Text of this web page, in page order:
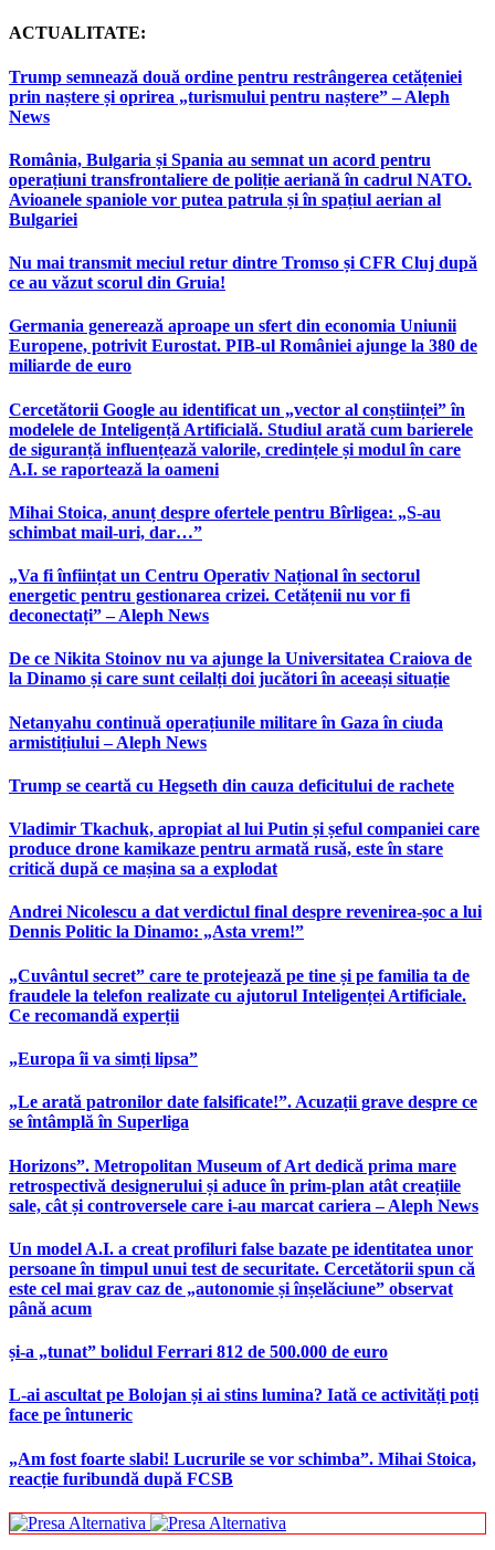
ACTUALITATE:
Trump semnează două ordine pentru restrângerea cetățeniei
prin naștere și oprirea „turismului pentru naștere” – Aleph
News
România, Bulgaria și Spania au semnat un acord pentru
operațiuni transfrontaliere de poliție aeriană în cadrul NATO.
Avioanele spaniole vor putea patrula și în spațiul aerian al
Bulgariei
Nu mai transmit meciul retur dintre Tromso și CFR Cluj după
ce au văzut scorul din Gruia!
Germania generează aproape un sfert din economia Uniunii
Europene, potrivit Eurostat. PIB-ul României ajunge la 380 de
miliarde de euro
Cercetătorii Google au identificat un „vector al conștiinței” în
modelele de Inteligență Artificială. Studiul arată cum barierele
de siguranță influențează valorile, credințele și modul în care
A.I. se raportează la oameni
Mihai Stoica, anunț despre ofertele pentru Bîrligea: „S-au
schimbat mail-uri, dar…”
„Va fi înființat un Centru Operativ Național în sectorul
energetic pentru gestionarea crizei. Cetățenii nu vor fi
deconectați” – Aleph News
De ce Nikita Stoinov nu va ajunge la Universitatea Craiova de
la Dinamo și care sunt ceilalți doi jucători în aceeași situație
Netanyahu continuă operațiunile militare în Gaza în ciuda
armistițiului – Aleph News
Trump se ceartă cu Hegseth din cauza deficitului de rachete
Vladimir Tkachuk, apropiat al lui Putin și șeful companiei care
produce drone kamikaze pentru armată rusă, este în stare
critică după ce mașina sa a explodat
Andrei Nicolescu a dat verdictul final despre revenirea-șoc a lui
Dennis Politic la Dinamo: „Asta vrem!”
„Cuvântul secret” care te protejează pe tine și pe familia ta de
fraudele la telefon realizate cu ajutorul Inteligenței Artificiale.
Ce recomandă experții
„Europa îi va simți lipsa”
„Le arată patronilor date falsificate!”. Acuzații grave despre ce
se întâmplă în Superliga
Horizons”. Metropolitan Museum of Art dedică prima mare
retrospectivă designerului și aduce în prim-plan atât creațiile
sale, cât și controversele care i-au marcat cariera – Aleph News
Un model A.I. a creat profiluri false bazate pe identitatea unor
persoane în timpul unui test de securitate. Cercetătorii spun că
este cel mai grav caz de „autonomie și înșelăciune” observat
până acum
și-a „tunat” bolidul Ferrari 812 de 500.000 de euro
L-ai ascultat pe Bolojan și ai stins lumina? Iată ce activități poți
face pe întuneric
„Am fost foarte slabi! Lucrurile se vor schimba”. Mihai Stoica,
reacție furibundă după FCSB